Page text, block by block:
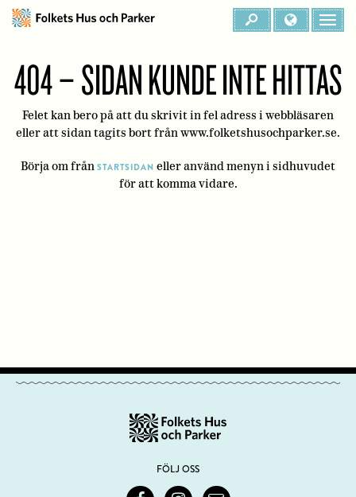
404 – SIDAN KUNDE INTE HITTAS
Felet kan bero på att du skrivit in fel adress i webbläsaren
eller att sidan tagits bort från www.folketshusochparker.se.
Börja om från STARTSIDAN eller använd menyn i sidhuvudet
för att komma vidare.
FÖLJ OSS